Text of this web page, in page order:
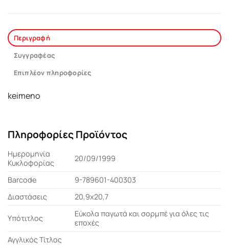
Περιγραφή
Συγγραφέας
Επιπλέον πληροφορίες
keimeno
Πληροφορίες Προϊόντος
Ημερομηνία
Κυκλοφορίας
20/09/1999
Barcode
9-789601-400303
Διαστάσεις
20,9x20,7
Υπότιτλος
Εύκολα παγωτά και σορμπέ για όλες τις
εποχές
Αγγλικός Τίτλος